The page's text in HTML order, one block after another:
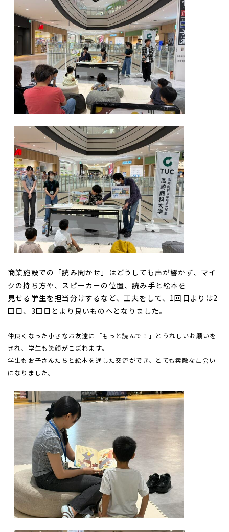
商業施設での「読み聞かせ」はどうしても声が響かず、マイ
クの持ち方や、スピーカーの位置、読み手と絵本を
見せる学生を担当分けするなど、工夫をして、1回目よりは2
回目、3回目とより良いものへとなりました。
仲良くなった小さなお友達に「もっと読んで！」とうれしいお願いを
され、学生も笑顔がこぼれます。
学生もお子さんたちと絵本を通した交流ができ、とても素敵な出会い
になりました。